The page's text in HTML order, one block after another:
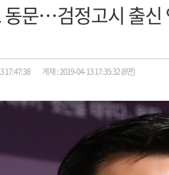
동문…검정고시 출신
17:47:38 게재 : 2019-04-13 17:35:32 (8면)